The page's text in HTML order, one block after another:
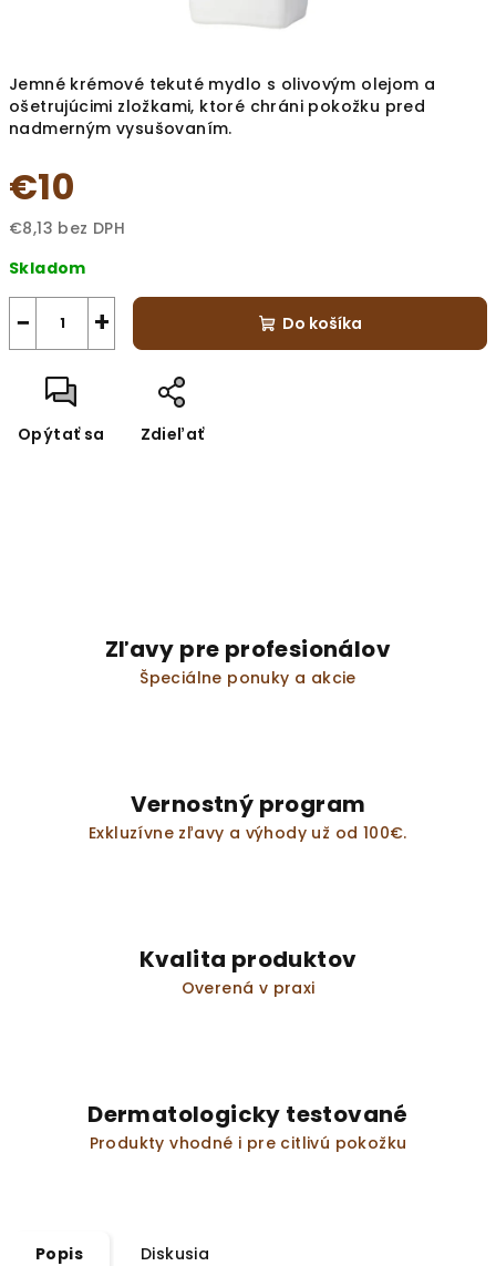
Jemné krémové tekuté mydlo s olivovým olejom a
ošetrujúcimi zložkami, ktoré chráni pokožku pred
nadmerným vysušovaním.
€10
€8,13 bez DPH
cena:
Skladom
+
− Do košíka
Opýtať sa Zdieľať
Zľavy pre profesionálov
Špeciálne ponuky a akcie
Vernostný program
Exkluzívne zľavy a výhody už od 100€.
Kvalita produktov
Overená v praxi
Dermatologicky testované
Produkty vhodné i pre citlivú pokožku
Popis Diskusia